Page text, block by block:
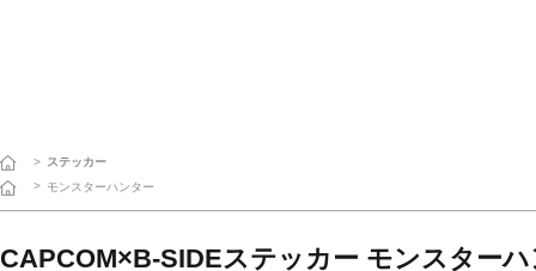
> ステッカー
> モンスターハンター
CAPCOM×B-SIDEステッカー モンスター